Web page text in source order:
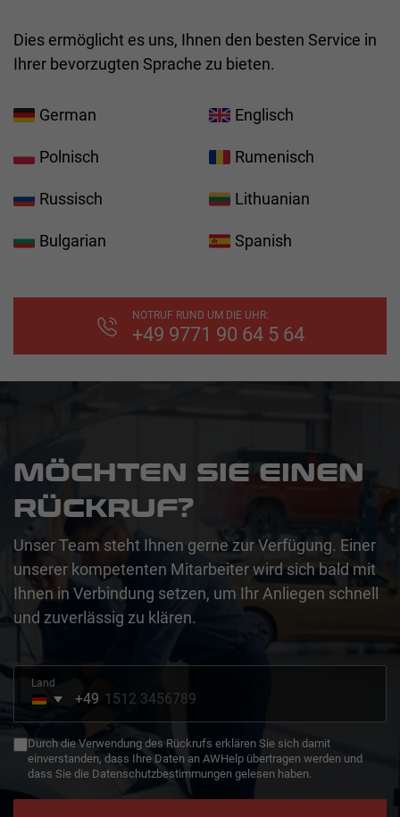
Dies ermöglicht es uns, Ihnen den besten Service in
Ihrer bevorzugten Sprache zu bieten.
German Englisch
Polnisch Rumenisch
Russisch Lithuanian
Bulgarian Spanish
NOTRUF RUND UM DIE UHR:
+49 9771 90 64 5 64
MÖCHTEN SIE EINEN
RÜCKRUF?
Unser Team steht Ihnen gerne zur Verfügung. Einer
unserer kompetenten Mitarbeiter wird sich bald mit
Ihnen in Verbindung setzen, um Ihr Anliegen schnell
und zuverlässig zu klären.
Land
Germany
+49
+49
Durch die Verwendung des Rückrufs erklären Sie sich damit
einverstanden, dass Ihre Daten an AWHelp übertragen werden und
dass Sie die Datenschutzbestimmungen gelesen haben.